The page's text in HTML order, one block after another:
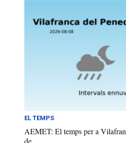
EL TEMPS
AEMET: El temps per a
de...